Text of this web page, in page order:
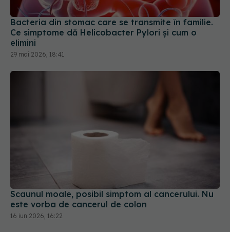
Bacteria din stomac care se transmite în familie.
Ce simptome dă Helicobacter Pylori și cum o
elimini
29 mai 2026, 18:41
Scaunul moale, posibil simptom al cancerului. Nu
este vorba de cancerul de colon
16 iun 2026, 16:22